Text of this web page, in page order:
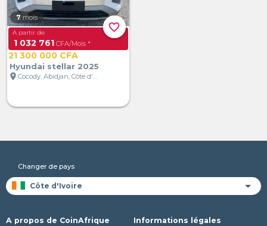
favorite_border
7 mois
A partir de
1 032 761 CFA/Mois *
21 300 000 CFA
Hyundai stellar 2025
location_on
Cocody, Abidjan, Côte d'Ivoire
Changer de pays
A propos de CoinAfrique Informations légales